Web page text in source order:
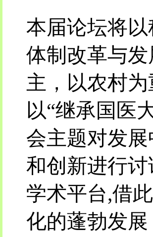
本届论坛将
体制改革与
主，以农村
以“继承国医
会主题对发
和创新进行
学术平台,借
化的蓬勃发